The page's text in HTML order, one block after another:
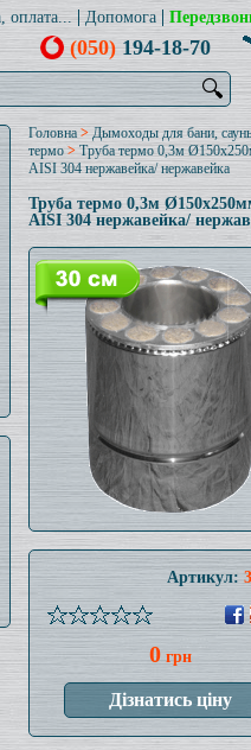
оплата... Допомога
(050)194-18-70
🔍
Головна > Дымоходы для бани,
термо>Труба термо 0,3м
AISI 304 нержавейка/ нержавейка
Труба термо 0,3м
AISI 304 нержавейка/
Артикул:
0 грн